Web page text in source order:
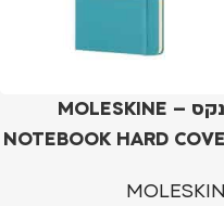
פנקס – MOLESKINE
NOTEBOOK HARD